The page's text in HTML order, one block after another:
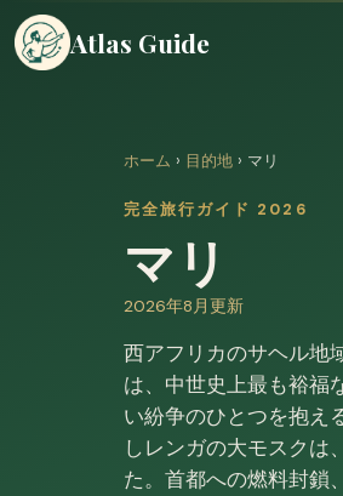
Atlas Guide
ホーム › 目的地 › マリ
完全旅行ガイド 2026
マリ
2026年8月更新
西アフリカのサヘル地
は、中世史上最も裕福
い紛争のひとつを抱え
しレンガの大モスクは
た。首都への燃料封鎖